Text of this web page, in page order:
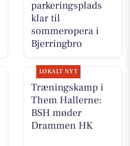
parkeringsplads
klar til
sommeropera i
Bjerringbro
LOKALT NYT
Træningskamp i
Them Hallerne:
BSH møder
Drammen HK